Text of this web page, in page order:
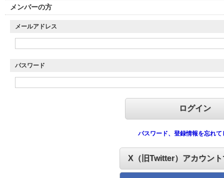
メンバーの方
メールアドレス
パスワード
パスワード、登録情報を忘れて
X（旧Twitter）アカウン